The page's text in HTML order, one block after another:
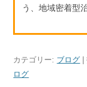
う、地域密着型
カテゴリー: ブログ
ログ